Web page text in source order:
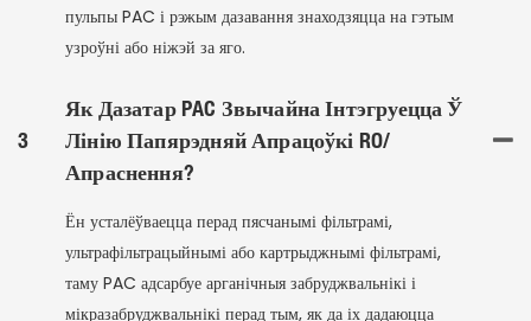
пульпы PAC і рэжым дазавання знаходзяцца на гэтым
узроўні або ніжэй за яго.
3
Як Дазатар PAC Звычайна Інтэгруецца Ў
Лінію Папярэдняй Апрацоўкі RO/
Апраснення?
Ён усталёўваецца перад пясчанымі фільтрамі,
ультрафільтрацыйнымі або картрыджнымі фільтрамі,
таму PAC адсарбуе арганічныя забруджвальнікі і
мікразабруджвальнікі перад тым, як да іх дадаюцца